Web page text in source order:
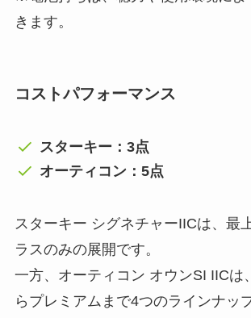
きます。
コストパフォーマンス
スターキー：3点
オーティコン：5点
スターキー シグネチャーIICは、最
ラスのみの展開です。
一方、オーティコン オウンSI IICは
らプレミアムまで4つのラインナッ